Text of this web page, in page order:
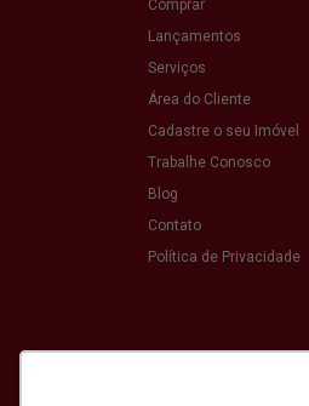
Comprar
Lançamentos
Serviços
Área do Cliente
Cadastre o seu Imóvel
Trabalhe Conosco
Blog
Contato
Política de Privacidade